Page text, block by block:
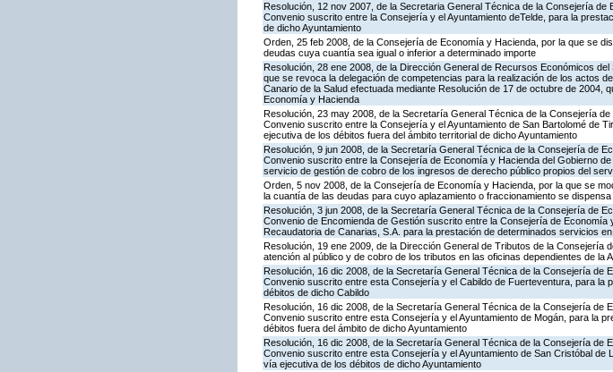
Resolución, 12 nov 2007, de la Secretaria General Técnica de la Consejería
Convenio suscrito entre la Consejería y el Ayuntamiento deTelde, para la
de dicho Ayuntamiento
Orden, 25 feb 2008, de la Consejería de Economía y Hacienda, por la que se
deudas cuya cuantía sea igual o inferior a determinado importe
Resolución, 28 ene 2008, de la Dirección General de Recursos Económicos
que se revoca la delegación de competencias para la realización de los actos
Canario de la Salud efectuada mediante Resolución de 17 de octubre de 2004,
Economía y Hacienda
Resolución, 23 may 2008, de la Secretaría General Técnica de la Consejería
Convenio suscrito entre la Consejería y el Ayuntamiento de San Bartolomé de
ejecutiva de los débitos fuera del ámbito territorial de dicho Ayuntamiento
Resolución, 9 jun 2008, de la Secretaría General Técnica de la Consejería de
Convenio suscrito entre la Consejería de Economía y Hacienda del Gobierno
servicio de gestión de cobro de los ingresos de derecho público propios del
Orden, 5 nov 2008, de la Consejería de Economía y Hacienda, por la que se
la cuantía de las deudas para cuyo aplazamiento o fraccionamiento se
Resolución, 3 jun 2008, de la Secretaría General Técnica de la Consejería de
Convenio de Encomienda de Gestión suscrito entre la Consejería de
Recaudatoria de Canarias, S.A. para la prestación de determinados servicios
Resolución, 19 ene 2009, de la Dirección General de Tributos de la
atención al público y de cobro de los tributos en las oficinas dependientes de la
Resolución, 16 dic 2008, de la Secretaría General Técnica de la Consejería de
Convenio suscrito entre esta Consejería y el Cabildo de Fuerteventura, para la
débitos de dicho Cabildo
Resolución, 16 dic 2008, de la Secretaría General Técnica de la Consejería de
Convenio suscrito entre esta Consejería y el Ayuntamiento de Mogán, para la
débitos fuera del ámbito de dicho Ayuntamiento
Resolución, 16 dic 2008, de la Secretaría General Técnica de la Consejería de
Convenio suscrito entre esta Consejería y el Ayuntamiento de San Cristóbal
vía ejecutiva de los débitos de dicho Ayuntamiento